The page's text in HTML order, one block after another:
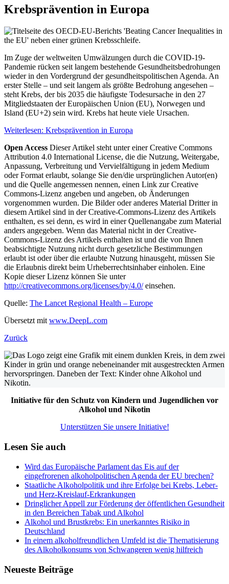
Krebsprävention in Europa
Im Zuge der weltweiten Umwälzungen durch die COVID-19-
Pandemie rücken seit langem bestehende Gesundheitsbedrohungen
wieder in den Vordergrund der gesundheitspolitischen Agenda. An
erster Stelle – und seit langem als größte Bedrohung angesehen –
steht Krebs, der bis 2035 die häufigste Todesursache in den 27
Mitgliedstaaten der Europäischen Union (EU), Norwegen und
Island (EU+2) sein wird. Krebs hat heute viele Ursachen.
Weiterlesen: Krebsprävention in Europa
Open Access Dieser Artikel steht unter einer Creative Commons
Attribution 4.0 International License, die die Nutzung, Weitergabe,
Anpassung, Verbreitung und Vervielfältigung in jedem Medium
oder Format erlaubt, solange Sie den/die ursprünglichen Autor(en)
und die Quelle angemessen nennen, einen Link zur Creative
Commons-Lizenz angeben und angeben, ob Änderungen
vorgenommen wurden. Die Bilder oder anderes Material Dritter in
diesem Artikel sind in der Creative-Commons-Lizenz des Artikels
enthalten, es sei denn, es wird in einer Quellenangabe zum Material
anders angegeben. Wenn das Material nicht in der Creative-
Commons-Lizenz des Artikels enthalten ist und die von Ihnen
beabsichtigte Nutzung nicht durch gesetzliche Bestimmungen
erlaubt ist oder über die erlaubte Nutzung hinausgeht, müssen Sie
die Erlaubnis direkt beim Urheberrechtsinhaber einholen. Eine
Kopie dieser Lizenz können Sie unter
http://creativecommons.org/licenses/by/4.0/einsehen.
Quelle: The Lancet Regional Health – Europe
Übersetzt mit www.DeepL.com
Zurück
Initiative für den Schutz von Kindern und Jugendlichen vor
Alkohol und Nikotin
Unterstützen Sie unsere Initiative!
Lesen Sie auch
Wird das Europäische Parlament das Eis auf der
eingefrorenen alkoholpolitischen Agenda der EU brechen?
Staatliche Alkoholpolitik und ihre Erfolge bei Krebs, Leber-
und Herz-Kreislauf-Erkrankungen
Dringlicher Appell zur Förderung der öffentlichen Gesundheit
in den Bereichen Tabak und Alkohol
Alkohol und Brustkrebs: Ein unerkanntes Risiko in
Deutschland
In einem alkoholfreundlichen Umfeld ist die Thematisierung
des Alkoholkonsums von Schwangeren wenig hilfreich
Neueste Beiträge